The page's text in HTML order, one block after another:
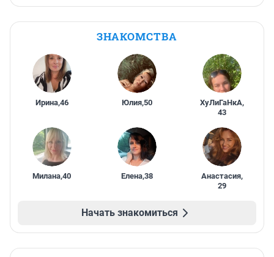
ЗНАКОМСТВА
Ирина,46 Юлия,50 ХуЛиГаНкА,
43
Милана,40 Елена,38 Анастасия,
29
Начать знакомиться